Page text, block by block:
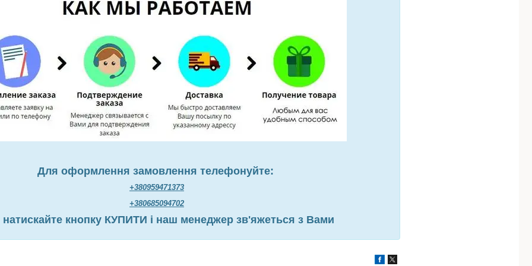
Для оформлення замовлення телефонуйте:
+380959471373
+380685094702
кнопку КУПИТИ і наш менеджер зв'яжеться з Вами